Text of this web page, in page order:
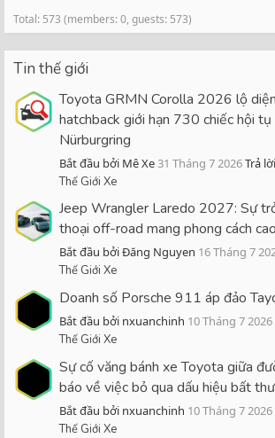
Total: 573 (members: 0, guests: 573)
Tin thế giới
Toyota GRMN Corolla 2026 lộ
hatchback giới hạn 730 chiếc hội tụ
Nürburgring
Bắt đầu bởi Mê Xe31 Tháng 7 2026Trả
Thế Giới Xe
Jeep Wrangler Laredo 2027: Sự
thoại off-road mang phong cách
Bắt đầu bởi Đăng Nguyen 16 Tháng 7
Thế Giới Xe
Doanh số Porsche 911 áp đảo
Bắt đầu bởi nxuanchinh 10 Tháng 7 2026
Thế Giới Xe
Sự cố văng bánh xe Toyota giữa
báo về việc bỏ qua dấu hiệu bất
Bắt đầu bởi nxuanchinh 10 Tháng 7 2026
Thế Giới Xe